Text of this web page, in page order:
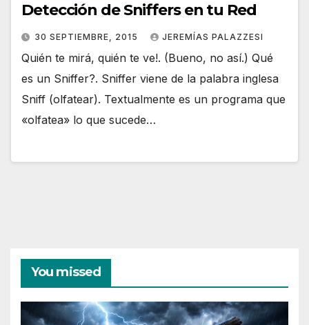
Detección de Sniffers en tu Red
30 SEPTIEMBRE, 2015 JEREMÍAS PALAZZESI
Quién te mirá, quién te ve!. (Bueno, no así.) Qué
es un Sniffer?. Sniffer viene de la palabra inglesa
Sniff (olfatear). Textualmente es un programa que
«olfatea» lo que sucede…
You missed